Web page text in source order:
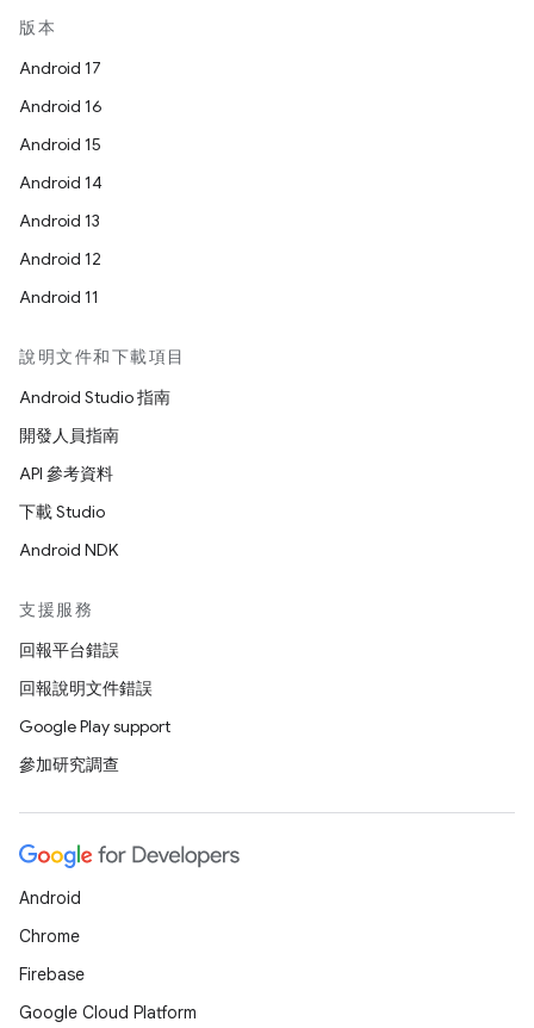
版本
Android 17
Android 16
Android 15
Android 14
Android 13
Android 12
Android 11
說明文件和下載項目
Android Studio 指南
開發人員指南
API 參考資料
下載 Studio
Android NDK
支援服務
回報平台錯誤
回報說明文件錯誤
Google Play support
參加研究調查
Android
Chrome
Firebase
Google Cloud Platform